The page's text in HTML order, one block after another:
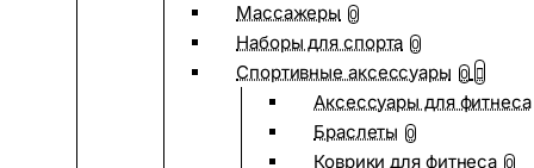
Массажеры 0
Наборы для спорта 0
Спортивные аксессуары 0
Аксессуары для фитнеса
Браслеты 0
Коврики для фитнеса 0